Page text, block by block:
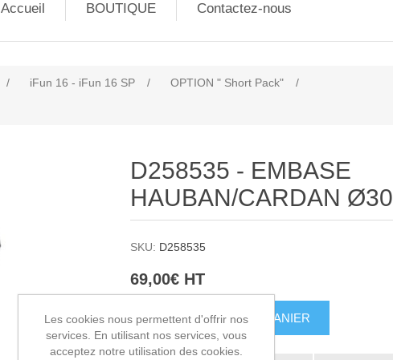
Accueil BOUTIQUE Contactez-nous
/ iFun 16 - iFun 16 SP / OPTION " Short Pack"
/
D258535 - EMBASE
HAUBAN/CARDAN Ø30
SKU: D258535
69,00€ HT
AJOUTER AU PANIER
Les cookies nous permettent d'offrir nos
services. En utilisant nos services, vous
acceptez notre utilisation des cookies.